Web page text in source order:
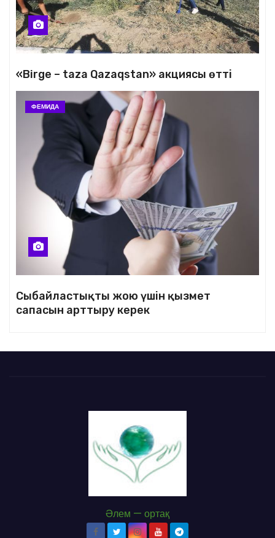
«Birge – taza Qazaqstan» акциясы өтті
ФЕМИДА
Сыбайластықты жою үшін қызмет
сапасын арттыру керек
Әлем — ортақ